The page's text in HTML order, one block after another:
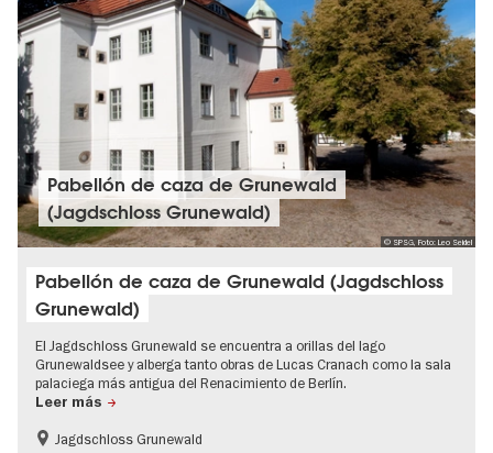
© SPSG, Foto: Leo Seidel
Pabellón de caza de Grunewald
(Jagdschloss Grunewald)
Pabellón de caza de Grunewald (Jagdschloss
Grunewald)
El Jagdschloss Grunewald se encuentra a orillas del lago
Grunewaldsee y alberga tanto obras de Lucas Cranach como la sala
palaciega más antigua del Renacimiento de Berlín.
Leer más
Jagdschloss Grunewald